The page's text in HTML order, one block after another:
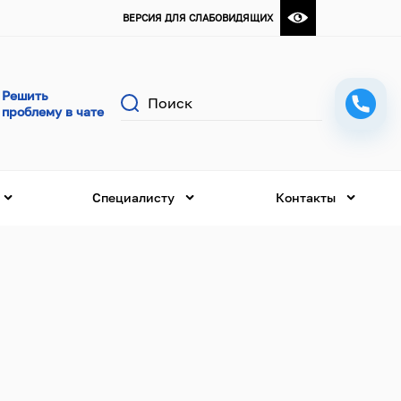
ВЕРСИЯ ДЛЯ СЛАБОВИДЯЩИХ
Поиск
Специалисту Контакты